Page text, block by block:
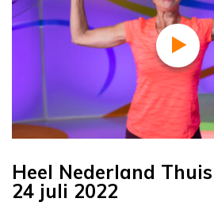
Heel Nederland
24 juli 2022